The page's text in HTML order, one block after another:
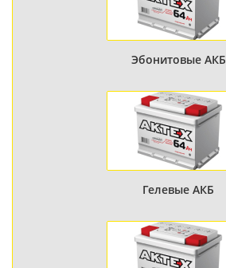
Эбонитовые АКБ
Гелевые АКБ